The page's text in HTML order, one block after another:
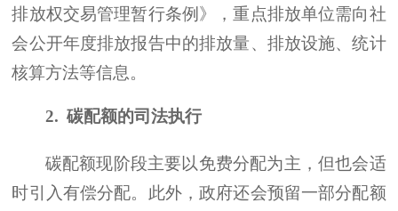
排放权交易管理暂行条例》，重点排放单位需向社
会公开年度排放报告中的排放量、排放设施、统计
核算方法等信息。
2. 碳配额的司法执行
碳配额现阶段主要以免费分配为主，但也会适
时引入有偿分配。此外，政府还会预留一部分配额